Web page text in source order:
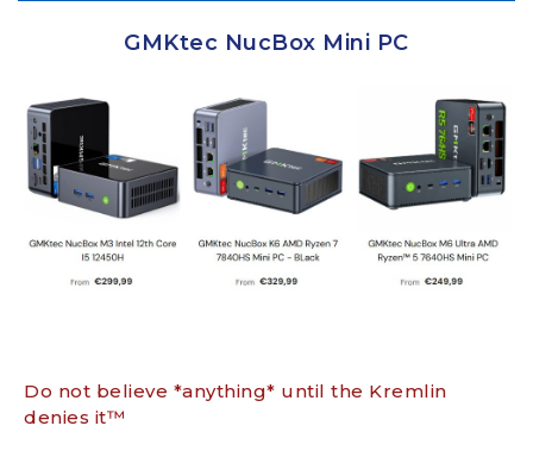
GMKtec NucBox Mini PC
Do not believe *anything* until the Kremlin
denies it™